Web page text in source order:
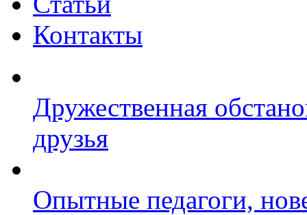
Контакты
Дружественная
друзья
Опытные педагоги,